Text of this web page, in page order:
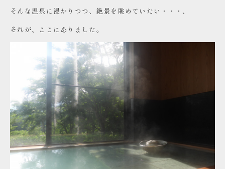
そんな温泉に浸かりつつ、絶景を眺めていたい・・・、
それが、ここにありました。